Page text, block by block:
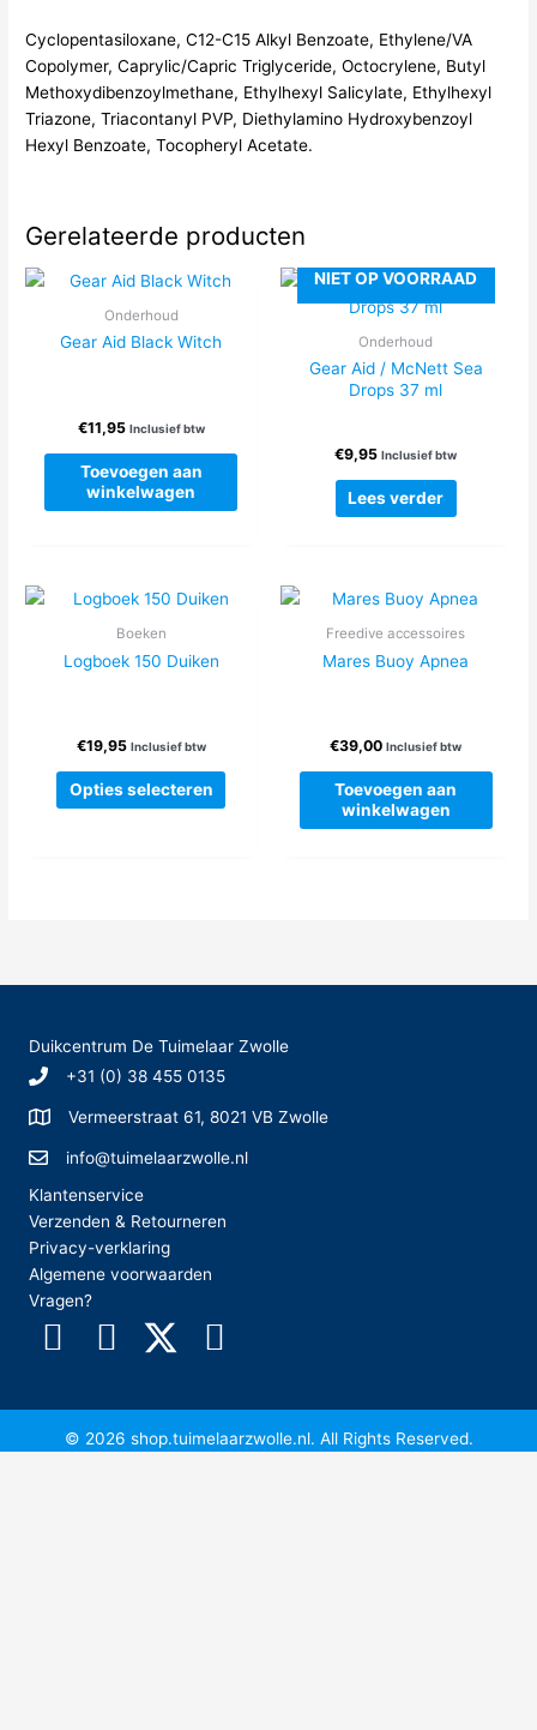
Cyclopentasiloxane, C12-C15 Alkyl Benzoate, Ethylene/VA
Copolymer, Caprylic/Capric Triglyceride, Octocrylene, Butyl
Methoxydibenzoylmethane, Ethylhexyl Salicylate, Ethylhexyl
Triazone, Triacontanyl PVP, Diethylamino Hydroxybenzoyl
Hexyl Benzoate, Tocopheryl Acetate.
Gerelateerde producten
Onderhoud
Gear Aid Black Witch
€11,95 Inclusief btw
Toevoegen aan
winkelwagen
NIET OP VOORRAAD
Onderhoud
Gear Aid / McNett Sea
Drops 37 ml
€9,95 Inclusief btw
Lees verder
Boeken
Logboek 150 Duiken
€19,95 Inclusief btw
Opties selecteren
Dit
product
gekozen
op
de
Freedive accessoires
Mares Buoy Apnea
€39,00 Inclusief btw
Toevoegen aan
winkelwagen
Duikcentrum De Tuimelaar Zwolle
+31 (0) 38 455 0135
Vermeerstraat 61, 8021 VB Zwolle
info@tuimelaarzwolle.nl
Klantenservice
Verzenden & Retourneren
Privacy-verklaring
Algemene voorwaarden
Vragen?
© 2026 shop.tuimelaarzwolle.nl. All Rights Reserved.